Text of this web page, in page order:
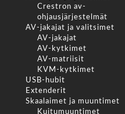
Crestron av-
ohjausjärjestelmät
AV-jakajat ja valitsimet
AV-jakajat
AV-kytkimet
AV-matriisit
KVM-kytkimet
USB-hubit
Extenderit
Skaalaimet ja muuntimet
Kuitumuuntimet